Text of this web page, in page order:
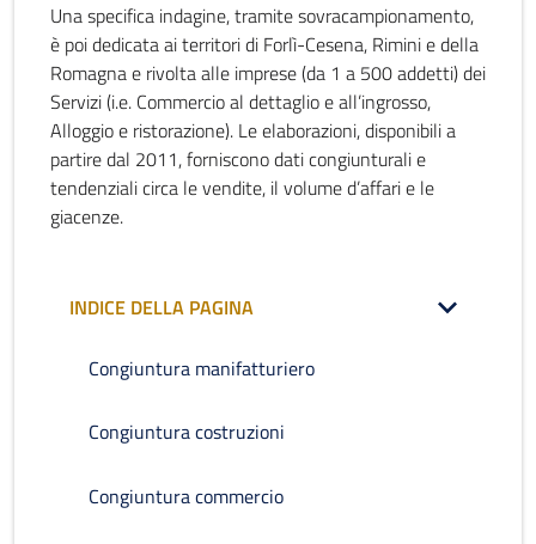
Una specifica indagine, tramite sovracampionamento,
è poi dedicata ai territori di Forlì-Cesena, Rimini e della
Romagna e rivolta alle imprese (da 1 a 500 addetti) dei
Servizi (i.e. Commercio al dettaglio e all’ingrosso,
Alloggio e ristorazione). Le elaborazioni, disponibili a
partire dal 2011, forniscono dati congiunturali e
tendenziali circa le vendite, il volume d’affari e le
giacenze.
INDICE DELLA PAGINA
Congiuntura manifatturiero
Congiuntura costruzioni
Congiuntura commercio